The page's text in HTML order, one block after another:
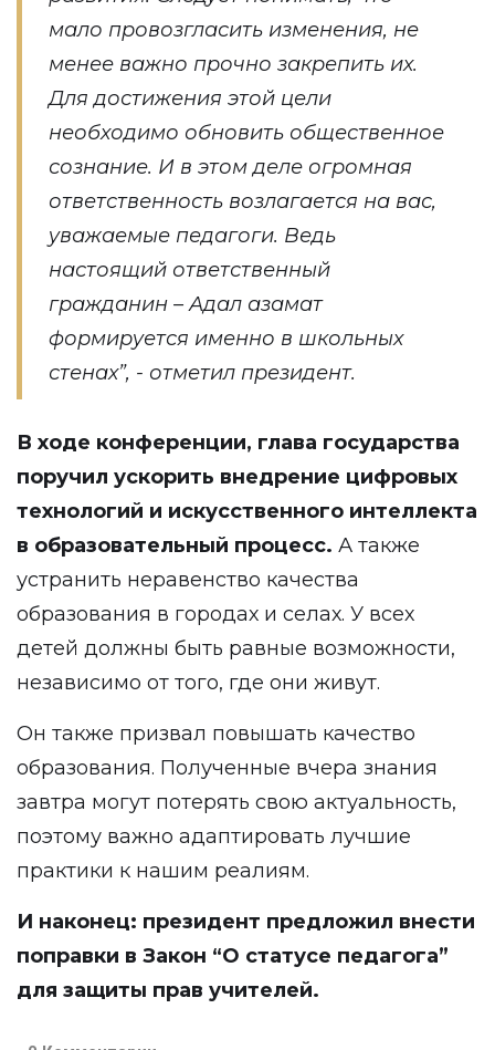
мало провозгласить изменения, не
менее важно прочно закрепить их.
Для достижения этой цели
необходимо обновить общественное
сознание. И в этом деле огромная
ответственность возлагается на вас,
уважаемые педагоги. Ведь
настоящий ответственный
гражданин – Адал азамат
формируется именно в школьных
стенах”, - отметил президент.
В ходе конференции, глава государства
поручил ускорить внедрение цифровых
технологий и искусственного интеллекта
в образовательный процесс. А также
устранить неравенство качества
образования в городах и селах. У всех
детей должны быть равные возможности,
независимо от того, где они живут.
Он также призвал повышать качество
образования. Полученные вчера знания
завтра могут потерять свою актуальность,
поэтому важно адаптировать лучшие
практики к нашим реалиям.
И наконец: президент предложил внести
поправки в Закон “О статусе педагога”
для защиты прав учителей.